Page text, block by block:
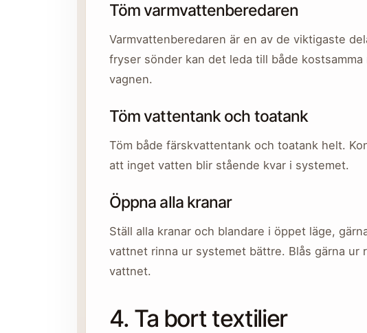
Töm varmvattenberedaren
Varmvattenberedaren är en av de viktigaste
fryser sönder kan det leda till både
vagnen.
Töm vattentank och toatank
Töm både färskvattentank och toatank helt.
att inget vatten blir stående kvar i systemet.
Öppna alla kranar
Ställ alla kranar och blandare i öppet läge,
vattnet rinna ur systemet bättre. Blås gärna
vattnet.
4. Ta bort textilier